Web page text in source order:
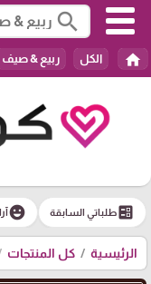
search
home الكل ربيع & صيف
ballotطلباتي السابقة emoji_emotions
الرئيسية كل المنتجات